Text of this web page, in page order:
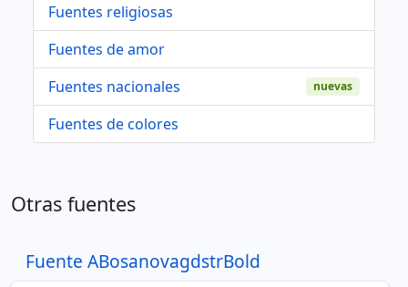
Fuentes religiosas
Fuentes de amor
Fuentes nacionales
nuevas
Fuentes de colores
Otras fuentes
Fuente ABosanovagdstrBold